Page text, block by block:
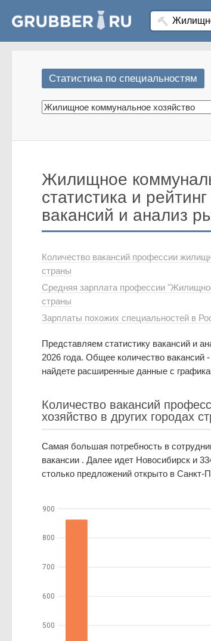
Статистика по специальностям
Жилищное
статистика и
вакансий и анализ
Количество вакансий профессии
страны
Средняя зарплата профессии
страны
Зарплаты похожих специальностей в
Представляем статистику вакансий и
2026 года. Общее количество вакансий
найдете расширенные данные с
Количество вакансий
хозяйство в других городах
Самая большая потребность в
вакансии . Далее идет Новосибирск и
столько предложений открыто в Санкт-
500
600
700
800
900